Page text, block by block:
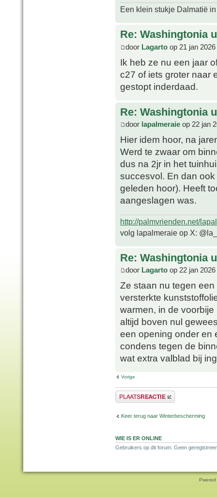
Een klein stukje Dalmatië
Re: Washingtonia
door Lagarto op 21 jan
Ik heb ze nu een jaar
c27 of iets groter naar
gestopt inderdaad.
Re: Washingtonia
door lapalmeraie op 22 jan
Hier idem hoor, na
Werd te zwaar om
dus na 2jr in het
succesvol. En dan
geleden hoor). Heeft
aangeslagen was.
http://palmvrienden.net/
volg lapalmeraie op X:
Re: Washingtonia
door Lagarto op 22 jan 2026
Ze staan nu tegen
versterkte
warmen, in de
altijd boven nul
een opening onder en
condens tegen de
wat extra valblad bij
Vorige
Plaats een reactie
Keer terug naar Winterbescherming
WIE IS ER ONLINE
Gebruikers op dit forum: Geen